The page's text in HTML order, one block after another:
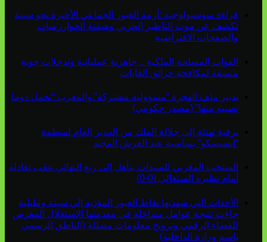
قراءة سوسيولوجية :أزمة العبور الجماعي الأخيرة نحو سبتة
تكشف عن موت التاطير الحزبي وهيمنة الخوارزميات
والصفحات الافتراضية
القوات المسلحة الملكية .. جاهزية عملياتية وتدخلات جوية
منسقة لمكافحة حرائق الغابات
تدبير ملف الهجرة “مسؤولية مشتركة” والمغرب “تحمل دوما
نصيبه منها” (مصدر حكومي)
برقية تهنئة إلى جلالة الملك من المدير العام لمنظمة
“إيسيسكو” بمناسبة عيد العرش المجيد
المنتخب المغربي للسيدات يتأهل إلى ربع النهائي عقب تعادله
أمام نظيره السنغالي (0-0)
الأحداث التي شهدتها نقاط العبور المؤدية إلى سبتة ومليلية
جاءت نتيجة عوامل متداخلة في مقدمتها الاستغلال المغرض
للفضاء الرقمي وترويج معلومات مضللة (الناطق الرسمي
باسم وزارة الداخلية)